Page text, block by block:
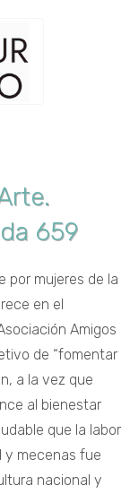
659
por mujeres de la
en el
Amigos
de “fomentar
a la vez que
al bienestar
que la labor
y mecenas fue
nacional y